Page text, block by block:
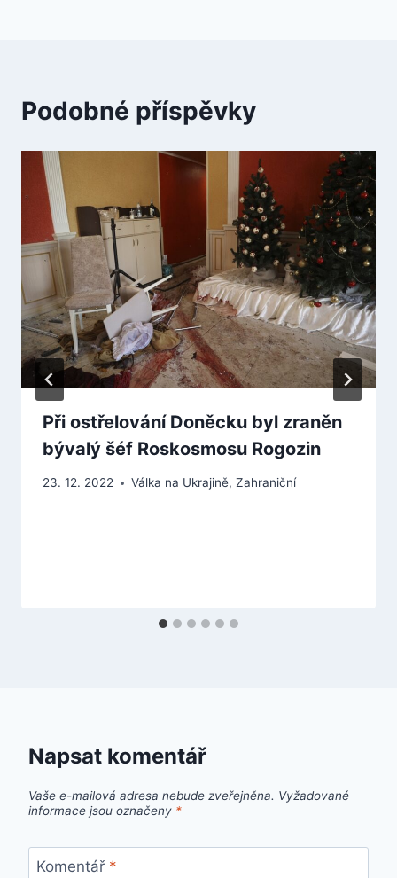
Podobné příspěvky
Při ostřelování Doněcku byl zraněn
bývalý šéf Roskosmosu Rogozin
23. 12. 2022 Válka na Ukrajině, Zahraniční
Napsat komentář
Vaše e-mailová adresa nebude zveřejněna. Vyžadované
informace jsou označeny *
Komentář *